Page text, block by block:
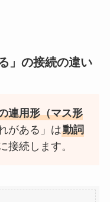
」の接続の違い
連用形（マス形
がある」は動詞
接続します。